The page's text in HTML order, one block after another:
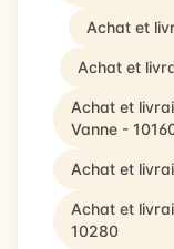
Achat et
Achat et
Achat et
Vanne -
Achat et
Achat et
10280